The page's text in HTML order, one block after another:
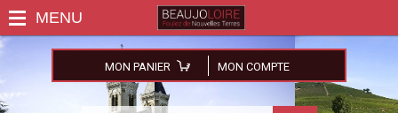
MON PANIER MON COMPTE